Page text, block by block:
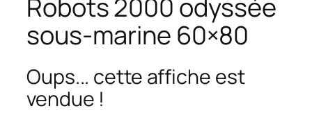
Robots 2000 odyssée
sous-marine 60×80
Oups... cette affiche est
vendue !